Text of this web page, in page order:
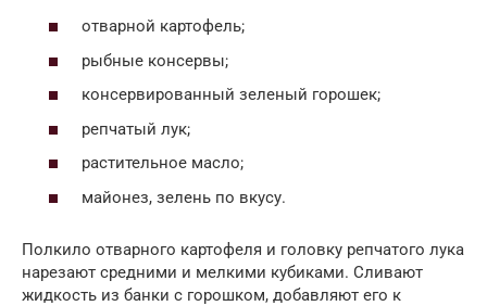
отварной картофель;
рыбные консервы;
консервированный зеленый горошек;
репчатый лук;
растительное масло;
майонез, зелень по вкусу.
Полкило отварного картофеля и головку репчатого лука
нарезают средними и мелкими кубиками. Сливают
жидкость из банки с горошком, добавляют его к